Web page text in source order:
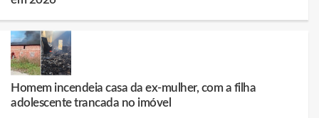
Homem incendeia casa da ex-mulher, com a filha
adolescente trancada no imóvel